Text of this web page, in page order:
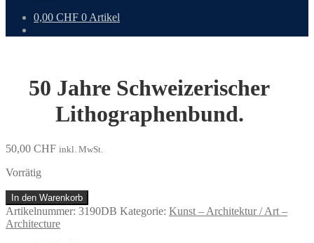
0,00 CHF 0 Artikel
50 Jahre Schweizerischer
Lithographenbund.
50,00 CHF inkl. MwSt.
Vorrätig
50
Jahre
Schweizerischer
In den Warenkorb
Artikelnummer: 3190DB Kategorie: Kunst – Architektur / Art –
Architecture